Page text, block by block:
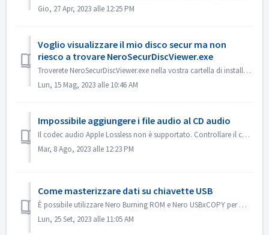
Gio, 27 Apr, 2023 alle 12:25 PM
Voglio visualizzare il mio disco secur ma non
riesco a trovare NeroSecurDiscViewer.exe
Troverete NeroSecurDiscViewer.exe nella vostra cartella di installazione, qualcosa come: C:\Programmi (x86)\Nero\Nero 2023\Nero Burning ROM\SecurDisc Dovre...
Lun, 15 Mag, 2023 alle 10:46 AM
Impossibile aggiungere i file audio al CD audio
Il codec audio Apple Lossless non è supportato. Controllare il codec audio dei file. Oppure inviateceli per verificarli.
Mar, 8 Ago, 2023 alle 12:23 PM
Come masterizzare dati su chiavette USB
È possibile utilizzare Nero Burning ROM e Nero USBxCOPY per masterizzare i dati su chiavette/schede USB. In Nero Burning ROM, "Raspberry Pi OS" e ...
Lun, 25 Set, 2023 alle 11:05 AM